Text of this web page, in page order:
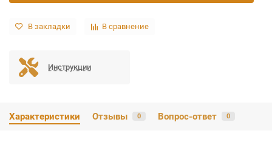
В закладки В сравнение
Инструкции
Характеристики Отзывы 0 Вопрос-ответ 0